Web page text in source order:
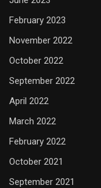
February 2023
November 2022
October 2022
September 2022
April 2022
March 2022
February 2022
October 2021
September 2021